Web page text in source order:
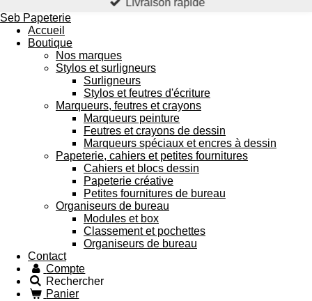
Livraison rapide
Seb Papeterie
Accueil
Boutique
Nos marques
Stylos et surligneurs
Surligneurs
Stylos et feutres d'écriture
Marqueurs, feutres et crayons
Marqueurs peinture
Feutres et crayons de dessin
Marqueurs spéciaux et encres à dessin
Papeterie, cahiers et petites fournitures
Cahiers et blocs dessin
Papeterie créative
Petites fournitures de bureau
Organiseurs de bureau
Modules et box
Classement et pochettes
Organiseurs de bureau
Contact
Compte
Rechercher
Panier